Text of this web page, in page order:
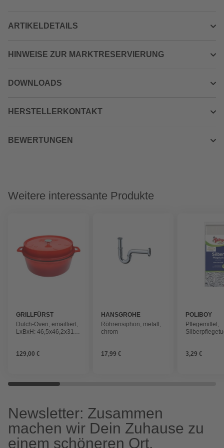
ARTIKELDETAILS
HINWEISE ZUR MARKTRESERVIERUNG
DOWNLOADS
HERSTELLERKONTAKT
BEWERTUNGEN
Weitere interessante Produkte
GRILLFÜRST
Dutch-Oven, emailliert,
LxBxH: 46,5x46,2x31,4
129,00 €
HANSGROHE
Röhrensiphon, metall,
chrom
17,99 €
POLIBOY
Pflegemittel,
3,29 €
Newsletter: Zusammen
machen wir Dein Zuhause zu
einem schöneren Ort.